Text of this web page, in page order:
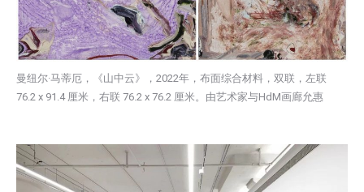
曼纽尔·马蒂厄，《山中云》，2022年，布面综合材料，双联，左联
76.2 x 91.4 厘米，右联 76.2 x 76.2 厘米。由艺术家与HdM画廊允惠